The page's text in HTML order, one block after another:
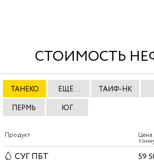
СТОИМОСТЬ
ТАНЕКО ЕЩЁ ... ТАИФ-НК
ПЕРМЬ
ЮГ
Продукт Цена
СУГ ПБТ 59